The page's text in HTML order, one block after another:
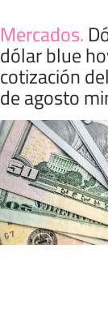
Mercados.
dólar blue
cotización
de agosto